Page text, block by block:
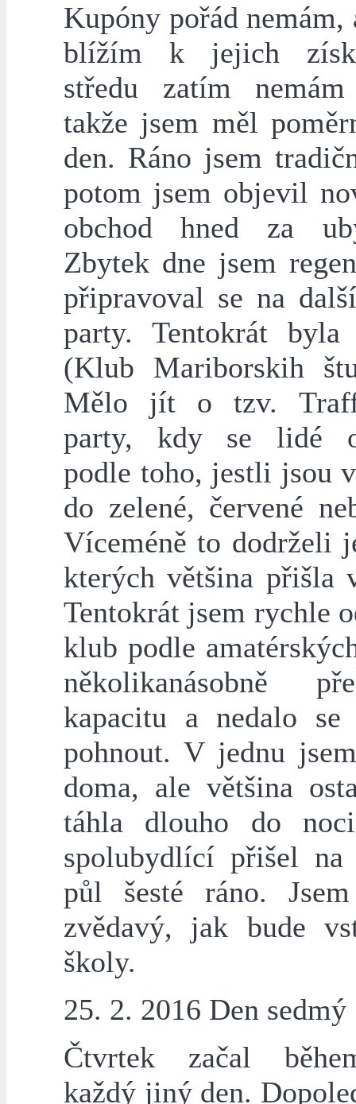
Kupóny pořád nemám,
blížím k jejich
středu zatím
takže jsem měl
den. Ráno jsem
potom jsem objevil
obchod hned za
Zbytek dne jsem
připravoval se na
party. Tentokrát
(Klub Mariborskih
Mělo jít o tzv.
party, kdy se lidé
podle toho, jestli jsou
do zelené, červené
Víceméně to dodrželi
kterých většina přišla
Tentokrát jsem rychle
klub podle
několikanásobně
kapacitu a nedalo
pohnout. V jednu
doma, ale většina
táhla dlouho do
spolubydlící přišel
půl šesté ráno.
zvědavý, jak bude
školy.
25. 2. 2016 Den sedmý
Čtvrtek začal
každý jiný den.